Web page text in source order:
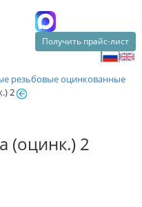
Получить прайс-лист
резьбовые оцинкованные
2
(оцинк.) 2